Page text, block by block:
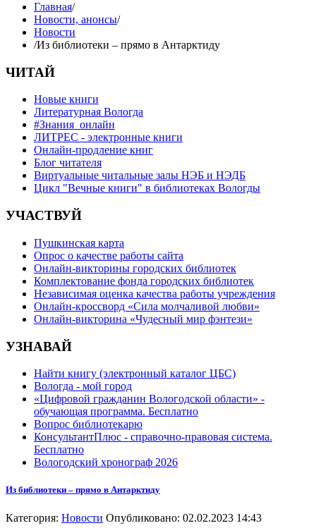
Главная/
Новости, анонсы/
Новости
/Из библиотеки – прямо в Антарктиду
ЧИТАЙ
Новые книги
Литературная Вологда
#Знания_онлайн
ЛИТРЕС - электронные книги
Онлайн-продление книг
Блог читателя
Виртуальные читальные залы НЭБ и НЭДБ
Цикл "Вечные книги" в библиотеках Вологды
УЧАСТВУЙ
Пушкинская карта
Опрос о качестве работы сайта
Онлайн-викторины городских библиотек
Комплектование фонда городских библиотек
Независимая оценка качества работы учреждения
Онлайн-кроссворд «Сила молчаливой любви»
Онлайн-викторина «Чудесный мир фэнтези»
УЗНАВАЙ
Найти книгу (электронный каталог ЦБС)
Вологда - мой город
«Цифровой гражданин Вологодской области» -
обучающая программа. Бесплатно
Вопрос библиотекарю
КонсультантПлюс - справочно-правовая система.
Бесплатно
Вологодский хронограф 2026
Из библиотеки – прямо в Антарктиду
Категория: Новости Опубликовано: 02.02.2023 14:43